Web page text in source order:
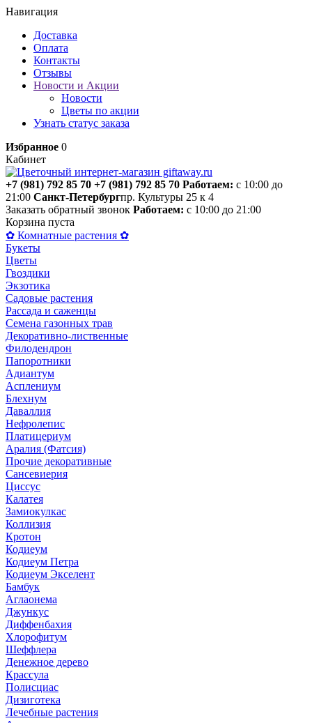
Навигация
Доставка
Оплата
Контакты
Отзывы
Новости и Акции
Новости
Цветы по акции
Узнать статус заказа
Избранное 0
Кабинет
+7 (981) 792 85 70 +7 (981) 792 85 70 Работаем: с 10:00 до
21:00 Санкт-Петербургпр. Культуры 25 к 4
Заказать обратный звонок Работаем: с 10:00 до 21:00
Корзина пуста
✿ Комнатные растения ✿
Букеты
Цветы
Гвоздики
Экзотика
Садовые растения
Рассада и саженцы
Семена газонных трав
Декоративно-лиственные
Филодендрон
Папоротники
Адиантум
Асплениум
Блехнум
Даваллия
Нефролепис
Платицериум
Аралия (Фатсия)
Прочие декоративные
Сансевиерия
Циссус
Калатея
Замиокулкас
Коллизия
Кротон
Кодиеум
Кодиеум Петра
Кодиеум Экселент
Бамбук
Аглаонема
Джункус
Диффенбахия
Хлорофитум
Шеффлера
Денежное дерево
Крассула
Полисциас
Дизиготека
Лечебные растения